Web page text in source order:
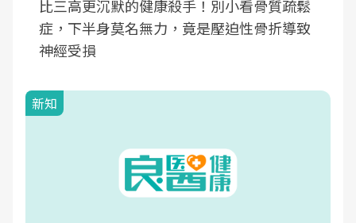
比三高更沉默的健康殺手！別小看骨質疏鬆
症，下半身莫名無力，竟是壓迫性骨折導致
神經受損
新知